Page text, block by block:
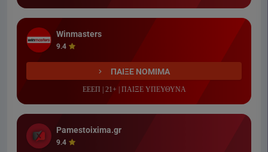
Winmasters
9.4
ΠΑΙΞΕ ΝΟΜΙΜΑ
ΕΕΕΠ | 21+ | ΠΑΙΞΕ ΥΠΕΥΘΥΝΑ
Pamestoixima.gr
9.4